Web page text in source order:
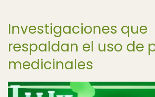
Investigaciones que
respaldan el uso de
medicinales